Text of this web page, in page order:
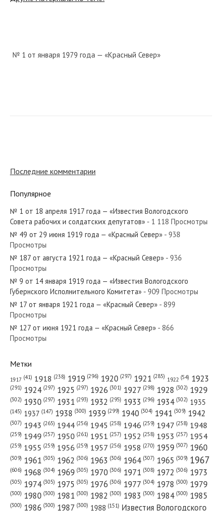
№ 1 от января 1979 года — «Красный Север»
№ 111 от июня 1956 года — «Красный Север»
№ 76 от апреля 1952 года — «Красный Север»
№ 256 от ноября 1979 года — «Красный Север»
№ 94 от мая 1954 года — «Красный Север»
№ 245 от октября 1973 года — «Красный Север»
Последние комментарии
Популярное
№ 1 от 18 апреля 1917 года — «Известия Вологодского
Совета рабочих и солдатских депутатов» - 1 118 Просмотры
№ 49 от 29 июня 1919 года — «Красный Север» - 938
Просмотры
№ 187 от августа 1921 года — «Красный Север» - 936
Просмотры
№ 9 от 14 января 1919 года — «Известия Вологодского
Губернского Исполнительного Комитета» - 909 Просмотры
№ 17 от января 1921 года — «Красный Север» - 899
Просмотры
№ 127 от июня 1921 года — «Красный Север» - 866
Просмотры
Метки
1917 (41) 1918 (238) 1919 (296) 1920 (297) 1921 (285) 1922 (54) 1923
(291) 1924 (297) 1925 (297) 1926 (301) 1927 (298) 1928 (302) 1929
(302) 1930 (297) 1931 (293) 1932 (295) 1933 (296) 1934 (302) 1935
(145) 1937 (147) 1938 (300) 1939 (299) 1940 (304) 1941 (309) 1942
(307) 1943 (265) 1944 (256) 1945 (258) 1946 (259) 1947 (258) 1948
(259) 1949 (257) 1950 (261) 1951 (257) 1952 (258) 1953 (257) 1954
(259) 1955 (259) 1956 (259) 1957 (256) 1958 (270) 1959 (307) 1960
(309) 1961 (305) 1962 (306) 1963 (306) 1964 (307) 1965 (309) 1967
(606) 1968 (304) 1969 (305) 1970 (306) 1971 (308) 1972 (306) 1973
(305) 1974 (305) 1975 (305) 1976 (306) 1977 (304) 1978 (300) 1979
(300) 1980 (300) 1981 (300) 1982 (300) 1983 (300) 1984 (300) 1985
(300) 1986 (300) 1987 (300) 1988 (151) Известия Вологодского